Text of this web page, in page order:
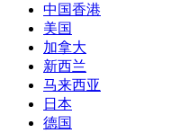
中国香港
美国
加拿大
新西兰
马来西亚
日本
德国